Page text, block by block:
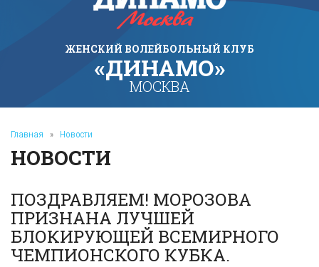
ЖЕНСКИЙ ВОЛЕЙБОЛЬНЫЙ КЛУБ
«ДИНАМО»
МОСКВА
Главная » Новости
НОВОСТИ
ПОЗДРАВЛЯЕМ! МОРОЗОВА
ПРИЗНАНА ЛУЧШЕЙ
БЛОКИРУЮЩЕЙ ВСЕМИРНОГО
ЧЕМПИОНСКОГО КУБКА.